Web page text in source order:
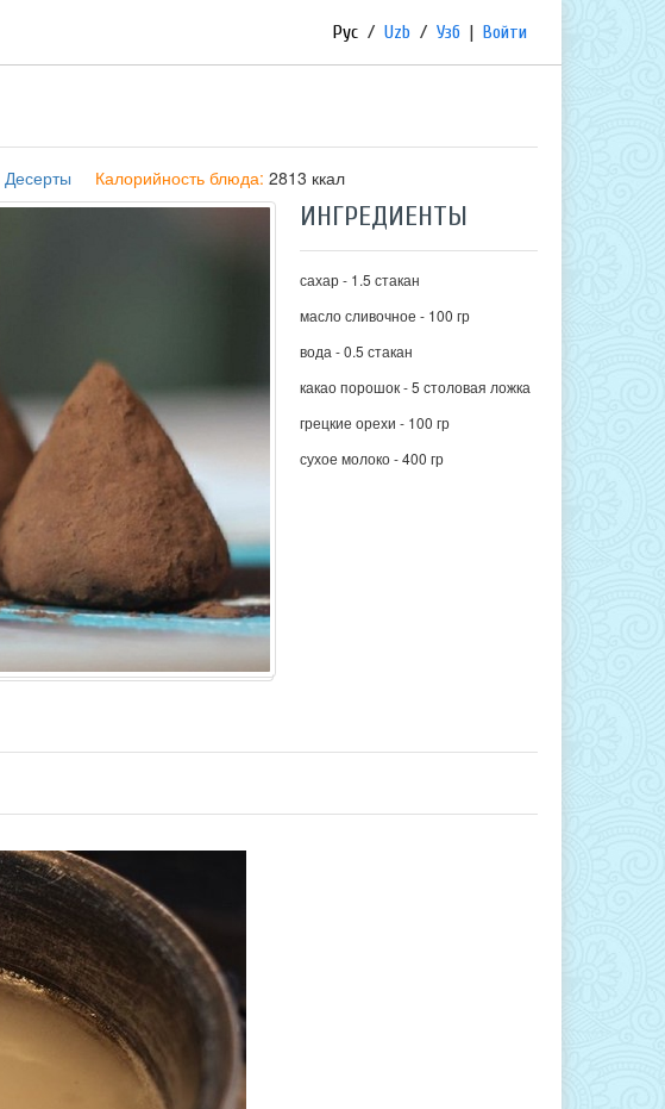
Рус / Uzb / Узб | Войти
Десерты Калорийность блюда: 2813 ккал
ИНГРЕДИЕНТЫ
сахар - 1.5 стакан
масло сливочное - 100 гр
вода - 0.5 стакан
какао порошок - 5 столовая ложка
грецкие орехи - 100 гр
сухое молоко - 400 гр